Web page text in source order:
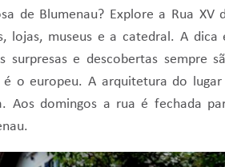
de Blumenau? Explore a Rua XV
lojas, museus e a catedral. A dica
e descobertas sempre
o europeu. A arquitetura do lugar
Aos domingos a rua é fechada